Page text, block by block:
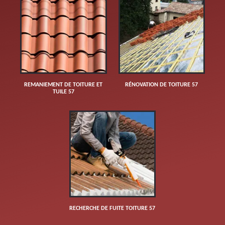
REMANIEMENT DE TOITURE ET
TUILE 57
RÉNOVATION DE TOITURE 57
RECHERCHE DE FUITE TOITURE 57